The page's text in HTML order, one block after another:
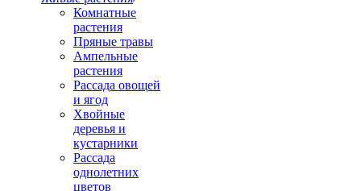
Комнатные
растения
Пряные травы
Ампельные
растения
Рассада овощей
и ягод
Хвойные
деревья и
кустарники
Рассада
однолетних
цветов